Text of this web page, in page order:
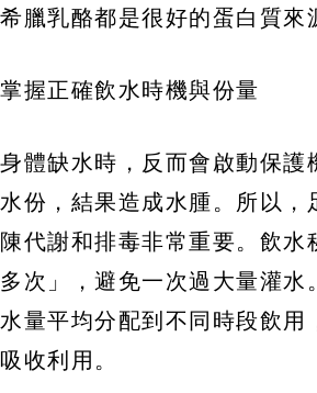
希臘乳酪都是很好的蛋白質來
掌握正確飲水時機與份量
身體缺水時，反而會啟動保護
水份，結果造成水腫。所以，
陳代謝和排毒非常重要。飲水
多次」，避免一次過大量灌水
水量平均分配到不同時段飲用
吸收利用。